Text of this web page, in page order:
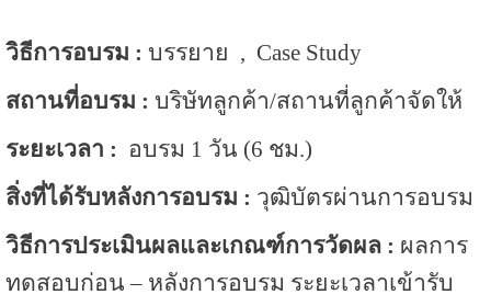
วิธีการอบรม : บรรยาย , Case Study
สถานที่อบรม : บริษัทลูกค้า/สถานที่ลูกค้าจัดให้
ระยะเวลา : อบรม 1 วัน (6 ชม.)
สิ่งที่ได้รับหลังการอบรม : วุฒิบัตรผ่านการอบรม
วิธีการประเมินผลและเกณฑ์การวัดผล : ผลการ
ทดสอบก่อน – หลังการอบรม ระยะเวลาเข้ารับ